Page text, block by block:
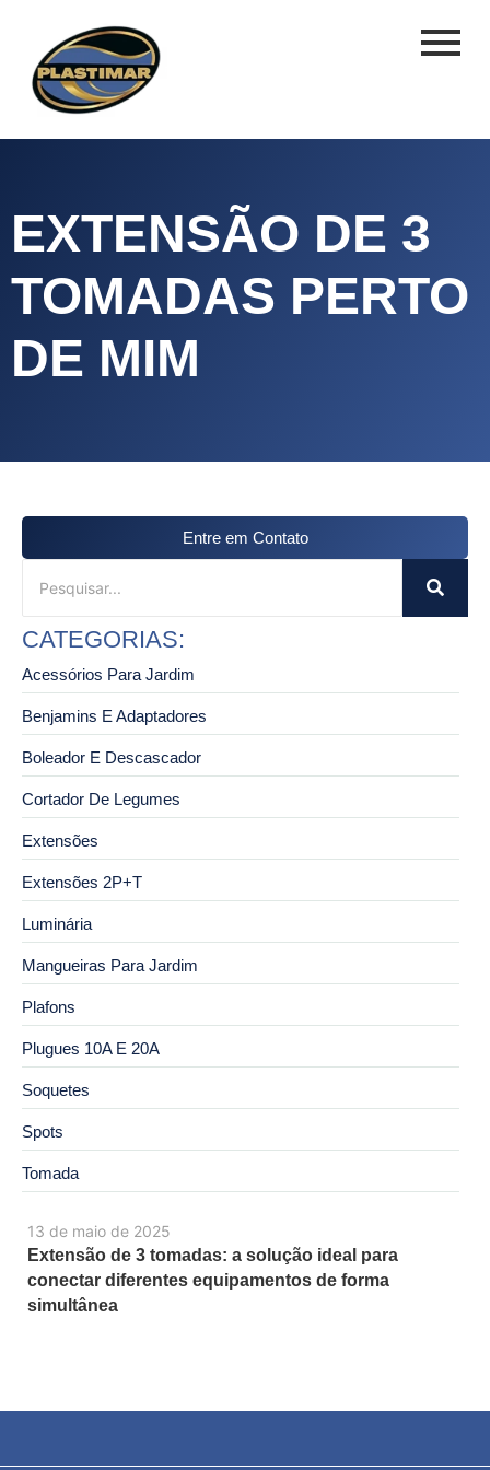
EXTENSÃO DE 3
TOMADAS PERTO
DE MIM
13 de maio de 2025
Extensão de 3 tomadas: a solução ideal para
conectar diferentes equipamentos de forma
simultânea
Entre em Contato
CATEGORIAS:
Acessórios Para Jardim
Benjamins E Adaptadores
Boleador E Descascador
Cortador De Legumes
Extensões
Extensões 2P+T
Luminária
Mangueiras Para Jardim
Plafons
Plugues 10A E 20A
Soquetes
Spots
Tomada